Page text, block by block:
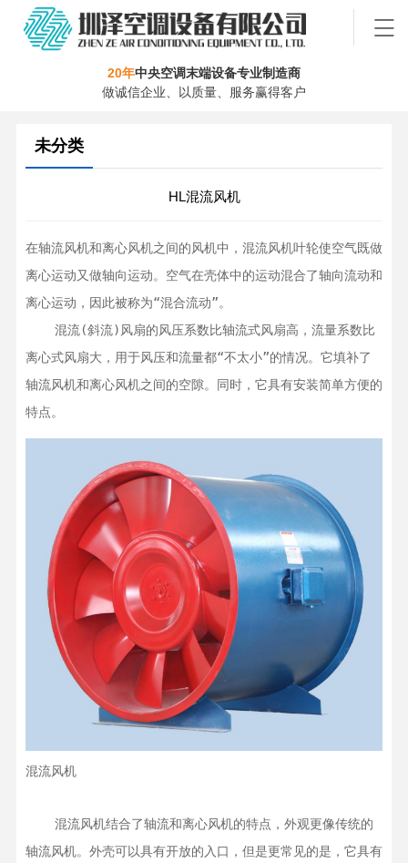
20年中央空调末端设备专业制造商
做诚信企业、以质量、服务赢得客户
未分类
HL混流风机
在轴流风机和离心风机之间的风机中，混流风机叶轮使空气既做
离心运动又做轴向运动。空气在壳体中的运动混合了轴向流动和
离心运动，因此被称为“混合流动”。
离心式风扇大，用于风压和流量都“不太小”的情况。它填补了
轴流风机和离心风机之间的空隙。同时，它具有安装简单方便的
特点。
混流风机
轴流风机。外壳可以具有开放的入口，但是更常见的是，它具有